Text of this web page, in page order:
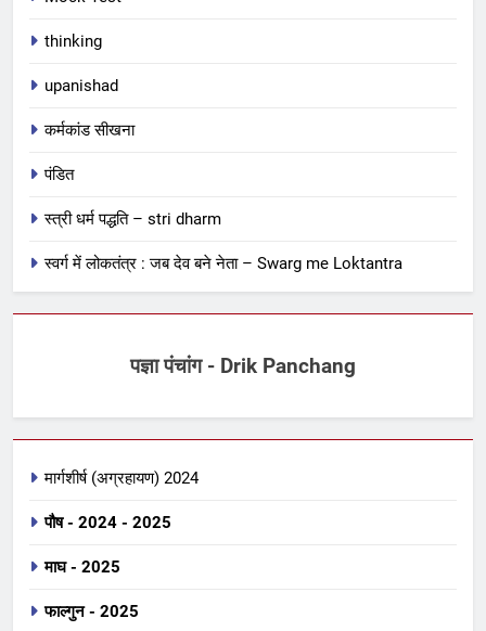
thinking
upanishad
कर्मकांड सीखना
पंडित
स्त्री धर्म पद्धति – stri dharm
स्वर्ग में लोकतंत्र : जब देव बने नेता – Swarg me Loktantra
पज्ञा पंचांग - Drik Panchang
मार्गशीर्ष (अग्रहायण) 2024
पौष - 2024 - 2025
माघ - 2025
फाल्गुन - 2025